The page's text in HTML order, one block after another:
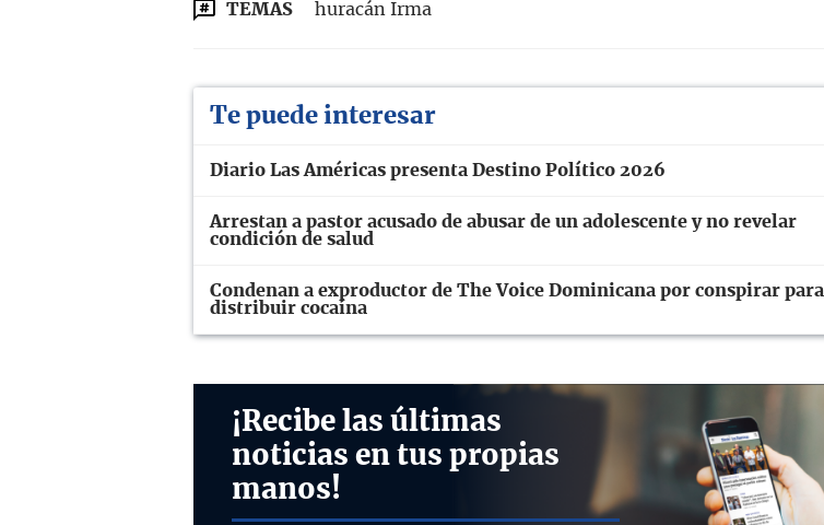
TEMAS huracán Irma
Te puede interesar
Diario Las Américas presenta Destino Político 2026
Arrestan a pastor acusado de abusar de un adolescente y no revelar
condición de salud
Condenan a exproductor de The Voice Dominicana por conspirar para
distribuir cocaína
¡Recibe las últimas
noticias en tus propias
manos!